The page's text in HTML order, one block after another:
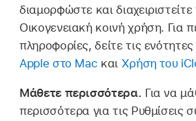
διαμορφώστε και διαχειριστείτε
Οικογενειακή κοινή χρήση. Για
πληροφορίες, δείτε τις ενότητες
Apple στο Mac και Χρήση του
Μάθετε περισσότερα. Για να
περισσότερα για τις Ρυθμίσεις